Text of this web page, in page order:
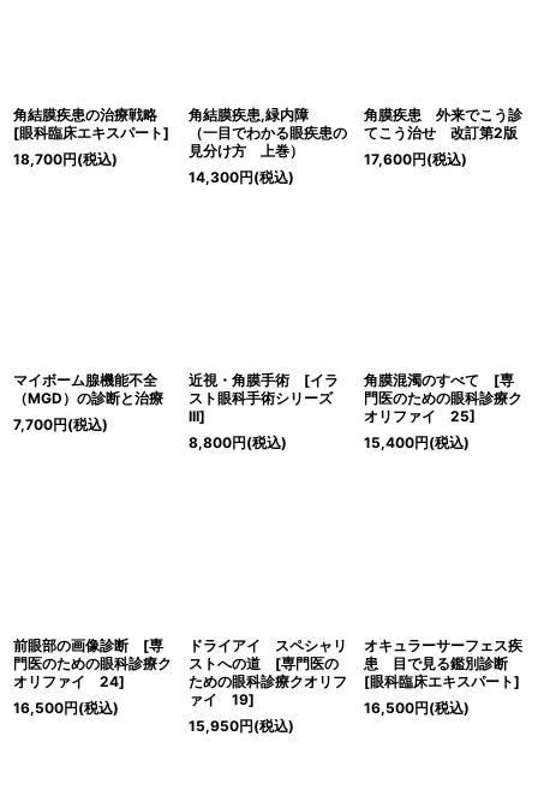
角結膜疾患の治療戦略
[眼科臨床エキスパート]
18,700円(税込)
角結膜疾患,緑内障
（一目でわかる眼疾患の
見分け方 上巻）
14,300円(税込)
角膜疾患 外来でこう診
てこう治せ 改訂第2版
17,600円(税込)
マイボーム腺機能不全
（MGD）の診断と治療
7,700円(税込)
近視・角膜手術 [イラ
スト眼科手術シリーズ
III]
8,800円(税込)
角膜混濁のすべて [専
門医のための眼科診療ク
オリファイ 25]
15,400円(税込)
前眼部の画像診断 [専
門医のための眼科診療ク
オリファイ 24]
16,500円(税込)
ドライアイ スペシャリ
ストへの道 [専門医の
ための眼科診療クオリフ
ァイ 19]
15,950円(税込)
オキュラーサーフェス疾
患 目で見る鑑別診断
[眼科臨床エキスパート]
16,500円(税込)